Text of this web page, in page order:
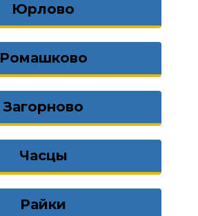
Юрлово
Ромашково
Загорново
Часцы
Райки